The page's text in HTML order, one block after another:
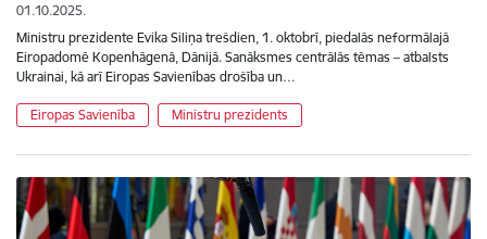
01.10.2025.
Ministru prezidente Evika Siliņa trešdien, 1. oktobrī, piedalās neformālajā
Eiropadomē Kopenhāgenā, Dānijā. Sanāksmes centrālās tēmas – atbalsts
Ukrainai, kā arī Eiropas Savienības drošība un…
Eiropas Savienība Ministru prezidents